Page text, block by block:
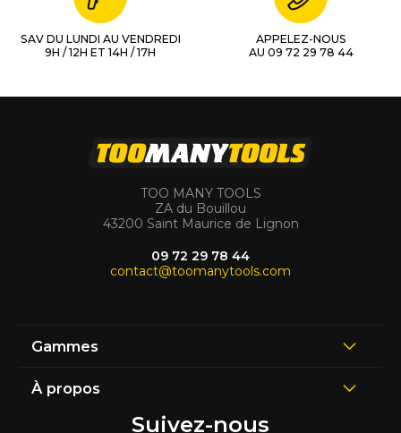
SAV DU LUNDI AU VENDREDI
9H / 12H ET 14H / 17H
APPELEZ-NOUS
AU 09 72 29 78 44
TOO MANY TOOLS
ZA du Bouillou
43200 Saint Maurice de Lignon
09 72 29 78 44
contact@toomanytools.com
Gammes
À propos
Suivez-nous